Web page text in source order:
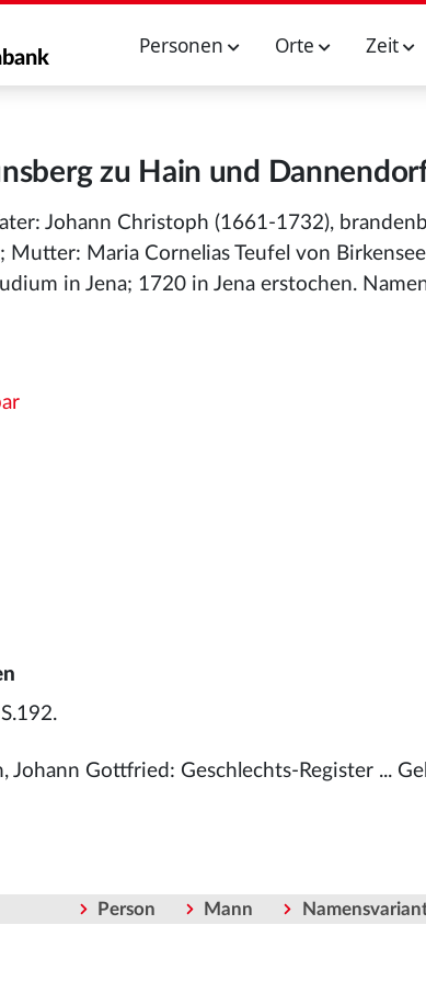
Personen Orte Zeit
zu Hain und
Johann Christoph (1661-1732),
Mutter: Maria Cornelias Teufel von
in Jena; 1720 in Jena erstochen.
Johann Gottfried: Geschlechts-Register ...
Person Mann